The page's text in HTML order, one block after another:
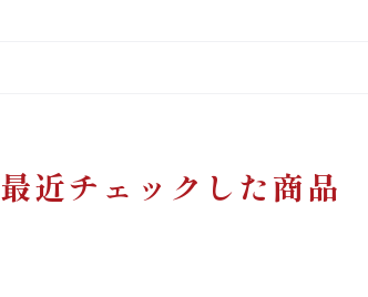
最近チェックした商品